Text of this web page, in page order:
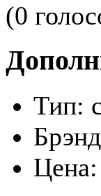
(0
Тип:
Цена: